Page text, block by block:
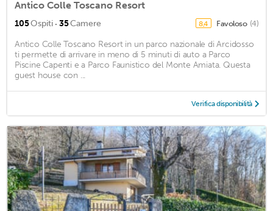
Antico Colle Toscano Resort
105Ospiti · 35Camere 8,4 Favoloso (4)
Antico Colle Toscano Resort in un parco nazionale di Arcidosso
ti permette di arrivare in meno di 5 minuti di auto a Parco
Piscine Capenti e a Parco Faunistico del Monte Amiata. Questa
guest house con ...
Verifica disponibilità